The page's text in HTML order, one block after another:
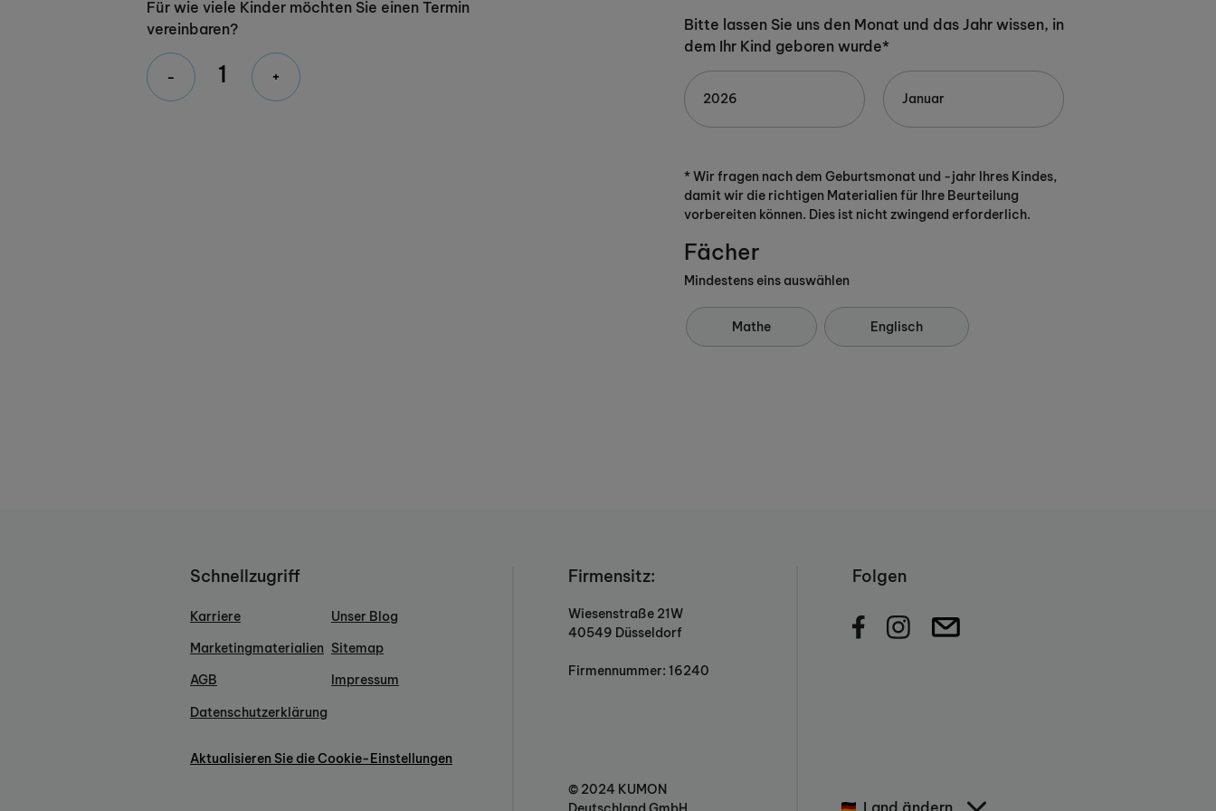
Für wie viele Kinder möchten Sie einen Termin
vereinbaren?
- +
Bitte lassen Sie uns den Monat und das Jahr wissen, in
dem Ihr Kind geboren wurde*
* Wir fragen nach dem Geburtsmonat und -jahr Ihres Kindes,
damit wir die richtigen Materialien für Ihre Beurteilung
vorbereiten können. Dies ist nicht zwingend erforderlich.
Fächer
Mindestens eins auswählen
Mathe Englisch
Schnellzugriff
Karriere
Marketingmaterialien
AGB
Datenschutzerklärung
Unser Blog
Sitemap
Impressum
Aktualisieren Sie die Cookie-Einstellungen
Firmensitz:
Wiesenstraße 21W
40549 Düsseldorf
Firmennummer: 16240
© 2024 KUMON
Folgen